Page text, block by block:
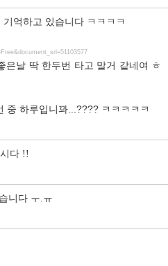
억하고 있습니다 ㅋㅋㅋㅋ
은날 딱 한두번 타고 말거 같네여 ㅎ
중 하루입니꽈...???? ㅋㅋㅋㅋㅋ
다 !!
니다 ㅜ.ㅠ